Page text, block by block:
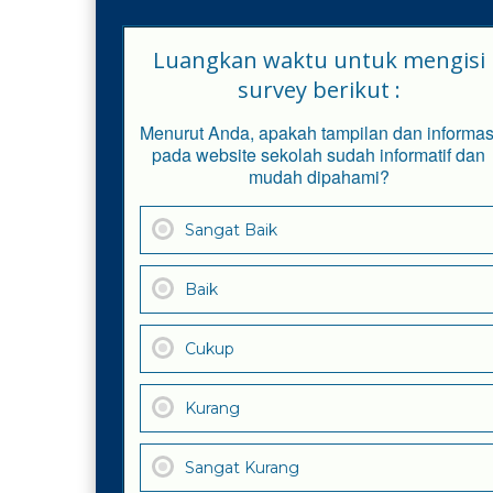
Luangkan waktu untuk mengisi
survey berikut :
Menurut Anda, apakah tampilan dan
pada website sekolah sudah informatif dan
mudah dipahami?
Sangat Baik
Baik
Cukup
Kurang
Sangat Kurang